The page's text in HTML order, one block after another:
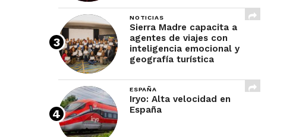
NOTICIAS
Sierra Madre capacita a
agentes de viajes con
inteligencia emocional y
geografía turística
ESPAÑA
Iryo: Alta velocidad en
España